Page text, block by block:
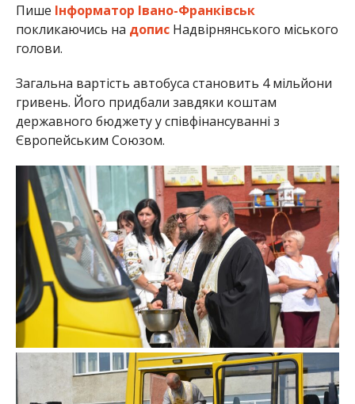
Пише Інформатор Івано-Франківськ
покликаючись на дописНадвірнянського міського
голови.
Загальна вартість автобуса становить 4 мільйони
гривень. Його придбали завдяки коштам
державного бюджету у співфінансуванні з
Європейським Союзом.